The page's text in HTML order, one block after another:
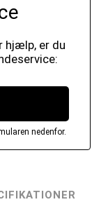
hjælp, er du
nedenfor.